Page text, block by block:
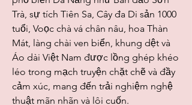
Trà, sự tích Tiên Sa, Cây đa Di sản 1000
tuổi, Voọc chà vá chân nâu, hoa Thàn
Mát, làng chài ven biển, khung dệt và
Áo dài Việt Nam được lồng ghép khéo
léo trong mạch truyện chặt chẽ và đầy
cảm xúc, mang đến trải nghiệm nghệ
thuật mãn nhãn và lôi cuốn.